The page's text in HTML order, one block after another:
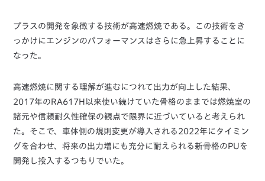
プラスの開発を象徴する技術が高速燃焼である。この技術をき
っかけにエンジンのパフォーマンスはさらに急上昇することに
なった。
高速燃焼に関する理解が進むにつれて出力が向上した結果、
2017年のRA617H以来使い続けていた骨格のままでは燃焼室の
諸元や信頼耐久性確保の観点で限界に近づいていると考えられ
た。そこで、車体側の規則変更が導入される2022年にタイミン
グを合わせ、将来の出力増にも充分に耐えられる新骨格のPUを
開発し投入するつもりでいた。